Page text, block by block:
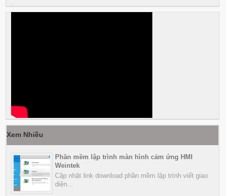
Xem Nhiều
Phần mềm lập trình màn hình cảm ứng HMI
Weintek
Cập nhật link download phần mềm lập trình viết giao
diện...